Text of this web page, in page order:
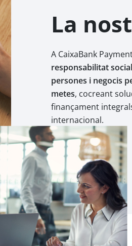
La
A CaixaBank
responsabilitat
persones i negocis
metes, cocreant
finançament
internacional.